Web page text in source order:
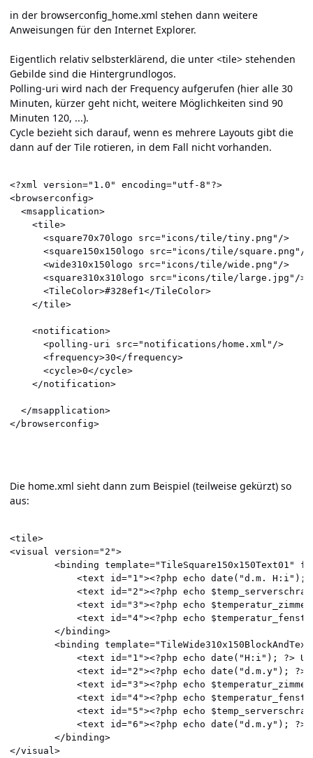
in der browserconfig_home.xml stehen dann weitere
Anweisungen für den Internet Explorer.
Eigentlich relativ selbsterklärend, die unter <tile> stehenden
Gebilde sind die Hintergrundlogos.
Polling-uri wird nach der Frequency aufgerufen (hier alle 30
Minuten, kürzer geht nicht, weitere Möglichkeiten sind 90
Minuten 120, ...).
Cycle bezieht sich darauf, wenn es mehrere Layouts gibt die
dann auf der Tile rotieren, in dem Fall nicht vorhanden.
<?xml version="1.0" encoding="utf-8"?>
<browserconfig>
<msapplication>
<tile>
<square70x70logo src="icons/tile/tiny.png"/>
<square150x150logo src="icons/tile/square.png"/>
<wide310x150logo src="icons/tile/wide.png"/>
<square310x310logo src="icons/tile/large.jpg"/>
<TileColor>#328ef1</TileColor>
</tile>
<notification>
<polling-uri src="notifications/home.xml"/>
<frequency>30</frequency>
<cycle>0</cycle>
</notification>
</msapplication>
</browserconfig>
Die home.xml sieht dann zum Beispiel (teilweise gekürzt) so
aus:
<tile>
<visual version="2">
</visual>